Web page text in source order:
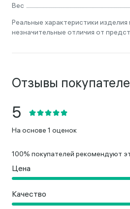
Вес
Реальные характеристики изделия
незначительные отличия от
Отзывы
На основе 1 оценок
100% покупателей рекомендуют
Цена
Качество